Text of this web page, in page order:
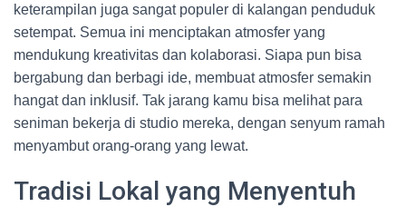
keterampilan juga sangat populer di kalangan penduduk
setempat. Semua ini menciptakan atmosfer yang
mendukung kreativitas dan kolaborasi. Siapa pun bisa
bergabung dan berbagi ide, membuat atmosfer semakin
hangat dan inklusif. Tak jarang kamu bisa melihat para
seniman bekerja di studio mereka, dengan senyum ramah
menyambut orang-orang yang lewat.
Tradisi Lokal yang Menyentuh